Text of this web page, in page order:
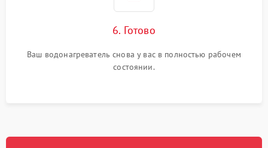
6. Готово
Ваш водонагреватель снова у вас в полностью рабочем
состоянии.